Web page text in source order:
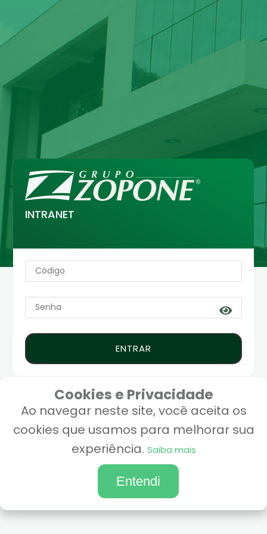
INTRANET
ENTRAR
Cookies e Privacidade
Ao navegar neste site, você aceita os
cookies que usamos para melhorar sua
experiência. Saiba mais
Entendi